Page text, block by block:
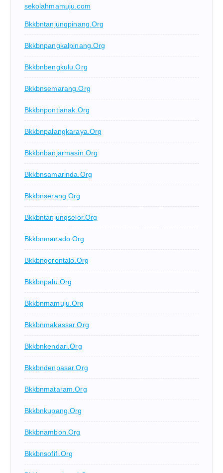
sekolahmamuju.com
Bkkbntanjungpinang.org
Bkkbnpangkalpinang.org
Bkkbnbengkulu.org
Bkkbnsemarang.org
Bkkbnpontianak.org
Bkkbnpalangkaraya.org
Bkkbnbanjarmasin.org
Bkkbnsamarinda.org
Bkkbnserang.org
Bkkbntanjungselor.org
Bkkbnmanado.org
Bkkbngorontalo.org
Bkkbnpalu.org
Bkkbnmamuju.org
Bkkbnmakassar.org
Bkkbnkendari.org
Bkkbndenpasar.org
Bkkbnmataram.org
Bkkbnkupang.org
Bkkbnambon.org
Bkkbnsofifi.org